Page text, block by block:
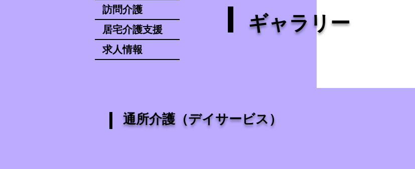
訪問介護
居宅介護支援
求人情報
ギャラリー
通所介護（デイサービス）